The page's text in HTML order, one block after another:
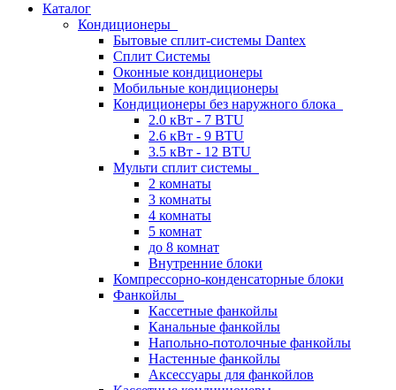
Каталог
Кондиционеры
Бытовые сплит-системы Dantex
Сплит Системы
Оконные кондиционеры
Мобильные кондиционеры
Кондиционеры без наружного блока
2.0 кВт - 7 BTU
2.6 кВт - 9 BTU
3.5 кВт - 12 BTU
Мульти сплит системы
2 комнаты
3 комнаты
4 комнаты
5 комнат
до 8 комнат
Внутренние блоки
Компрессорно-конденсаторные блоки
Фанкойлы
Кассетные фанкойлы
Канальные фанкойлы
Напольно-потолочные фанкойлы
Настенные фанкойлы
Аксессуары для фанкойлов